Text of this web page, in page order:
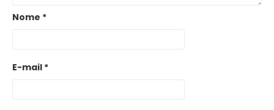
Nome *
E-mail *